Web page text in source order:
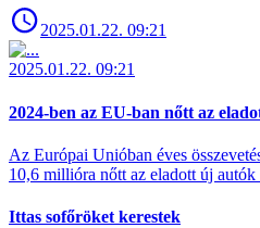
2025.01.22. 09:21
2025.01.22. 09:21
2024-ben az EU-ban nőtt az
Az Európai Unióban éves
10,6 millióra nőtt az eladott új autók
Ittas sofőröket kerestek